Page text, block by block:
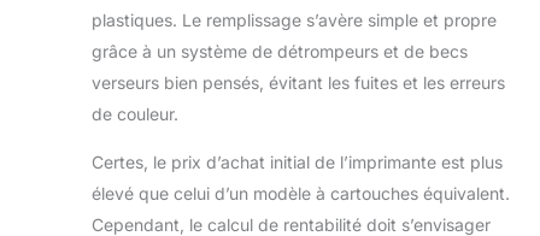
plastiques. Le remplissage s’avère simple et propre
grâce à un système de détrompeurs et de becs
verseurs bien pensés, évitant les fuites et les erreurs
de couleur.
Certes, le prix d’achat initial de l’imprimante est plus
élevé que celui d’un modèle à cartouches équivalent.
Cependant, le calcul de rentabilité doit s’envisager